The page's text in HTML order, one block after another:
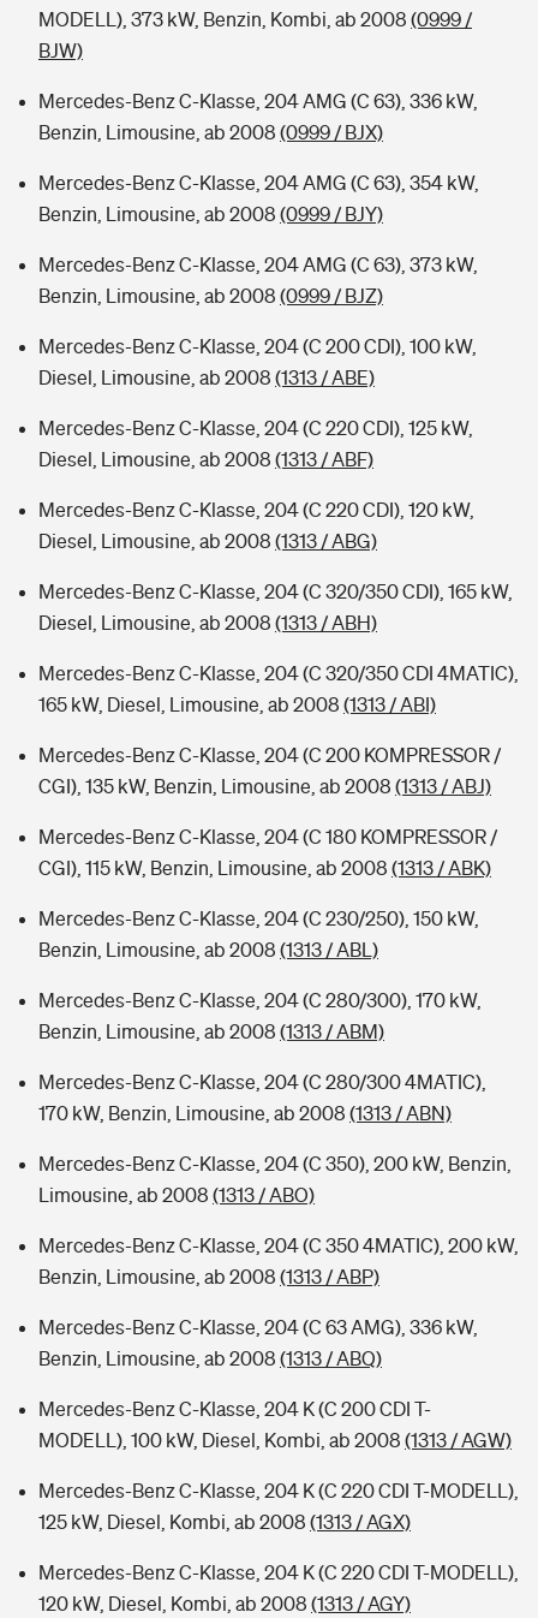
MODELL), 373 kW, Benzin, Kombi, ab 2008 (0999 /
BJW)
Mercedes-Benz C-Klasse, 204 AMG (C 63), 336 kW,
Benzin, Limousine, ab 2008 (0999 / BJX)
Mercedes-Benz C-Klasse, 204 AMG (C 63), 354 kW,
Benzin, Limousine, ab 2008 (0999 / BJY)
Mercedes-Benz C-Klasse, 204 AMG (C 63), 373 kW,
Benzin, Limousine, ab 2008 (0999 / BJZ)
Mercedes-Benz C-Klasse, 204 (C 200 CDI), 100 kW,
Diesel, Limousine, ab 2008 (1313 / ABE)
Mercedes-Benz C-Klasse, 204 (C 220 CDI), 125 kW,
Diesel, Limousine, ab 2008 (1313 / ABF)
Mercedes-Benz C-Klasse, 204 (C 220 CDI), 120 kW,
Diesel, Limousine, ab 2008 (1313 / ABG)
Mercedes-Benz C-Klasse, 204 (C 320/350 CDI), 165 kW,
Diesel, Limousine, ab 2008 (1313 / ABH)
Mercedes-Benz C-Klasse, 204 (C 320/350 CDI 4MATIC),
165 kW, Diesel, Limousine, ab 2008 (1313 / ABI)
Mercedes-Benz C-Klasse, 204 (C 200 KOMPRESSOR /
CGI), 135 kW, Benzin, Limousine, ab 2008 (1313 / ABJ)
Mercedes-Benz C-Klasse, 204 (C 180 KOMPRESSOR /
CGI), 115 kW, Benzin, Limousine, ab 2008 (1313 / ABK)
Mercedes-Benz C-Klasse, 204 (C 230/250), 150 kW,
Benzin, Limousine, ab 2008 (1313 / ABL)
Mercedes-Benz C-Klasse, 204 (C 280/300), 170 kW,
Benzin, Limousine, ab 2008 (1313 / ABM)
Mercedes-Benz C-Klasse, 204 (C 280/300 4MATIC),
170 kW, Benzin, Limousine, ab 2008 (1313 / ABN)
Mercedes-Benz C-Klasse, 204 (C 350), 200 kW, Benzin,
Limousine, ab 2008 (1313 / ABO)
Mercedes-Benz C-Klasse, 204 (C 350 4MATIC), 200 kW,
Benzin, Limousine, ab 2008 (1313 / ABP)
Mercedes-Benz C-Klasse, 204 (C 63 AMG), 336 kW,
Benzin, Limousine, ab 2008 (1313 / ABQ)
Mercedes-Benz C-Klasse, 204 K (C 200 CDI T-
MODELL), 100 kW, Diesel, Kombi, ab 2008 (1313 / AGW)
Mercedes-Benz C-Klasse, 204 K (C 220 CDI T-MODELL),
125 kW, Diesel, Kombi, ab 2008 (1313 / AGX)
Mercedes-Benz C-Klasse, 204 K (C 220 CDI T-MODELL),
120 kW, Diesel, Kombi, ab 2008 (1313 / AGY)